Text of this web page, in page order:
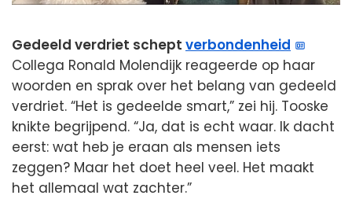
Gedeeld verdriet schept verbondenheid
Collega Ronald Molendijk reageerde op haar
woorden en sprak over het belang van gedeeld
verdriet. “Het is gedeelde smart,” zei hij. Tooske
knikte begrijpend. “Ja, dat is echt waar. Ik dacht
eerst: wat heb je eraan als mensen iets
zeggen? Maar het doet heel veel. Het maakt
het allemaal wat zachter.”